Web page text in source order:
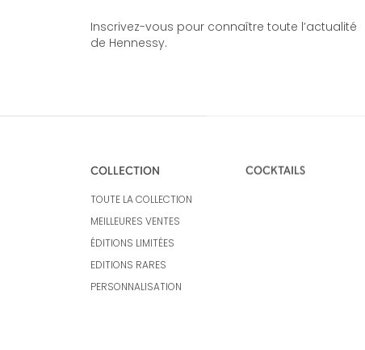
Inscrivez-vous pour connaître toute l’actualité
de Hennessy.
COLLECTION
TOUTE LA COLLECTION
MEILLEURES VENTES
ÉDITIONS LIMITÉES
EDITIONS RARES
PERSONNALISATION
COCKTAILS